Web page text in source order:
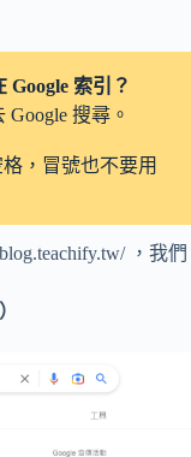
索引？
搜尋。
，冒號也不要用
，我們